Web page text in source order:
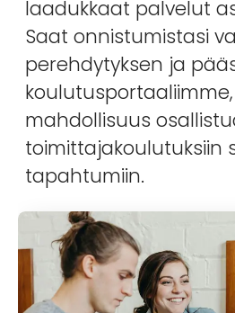
laadukkaat palvelut
Saat onnistumistasi
perehdytyksen ja
mahdollisuus
toimittajakoulutuksiin
tapahtumiin.